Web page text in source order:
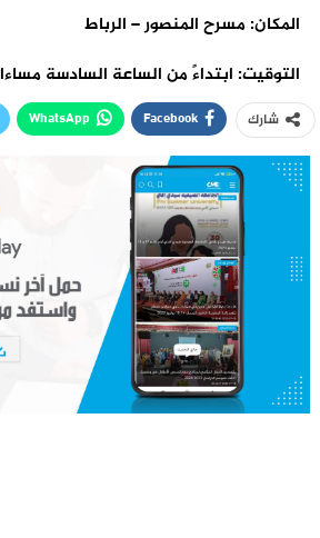
المكان: مسرح المنصور – الرباط
التوقيت: ابتداءً من الساعة السادسة مساءا
شارك Facebook
WhatsApp